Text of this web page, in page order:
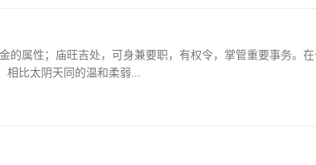
的属性；庙旺吉处，可身兼要职，有权令，掌管重要事务。
比太阴天同的温和柔弱...